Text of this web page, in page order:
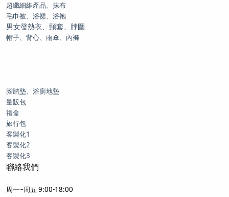
超纖細維產品、抹布
毛巾被、浴裙、浴袍
男女發熱衣、頸套、脖圍
帽子、背心、雨傘、內褲
腳踏墊、浴廁地墊
量販包
禮盒
旅行包
客製化1
客製化2
客製化3
聯絡我們
周一~周五 9:00-18:00